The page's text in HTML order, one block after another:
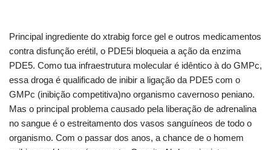
Principal ingrediente do xtrabig force gel e outros medicamentos
contra disfunção erétil, o PDE5i bloqueia a ação da enzima
PDE5. Como tua infraestrutura molecular é idêntico à do GMPc,
essa droga é qualificado de inibir a ligação da PDE5 com o
GMPc (inibição competitiva)no organismo cavernoso peniano.
Mas o principal problema causado pela liberação de adrenalina
no sangue é o estreitamento dos vasos sanguíneos de todo o
organismo. Com o passar dos anos, a chance de o homem